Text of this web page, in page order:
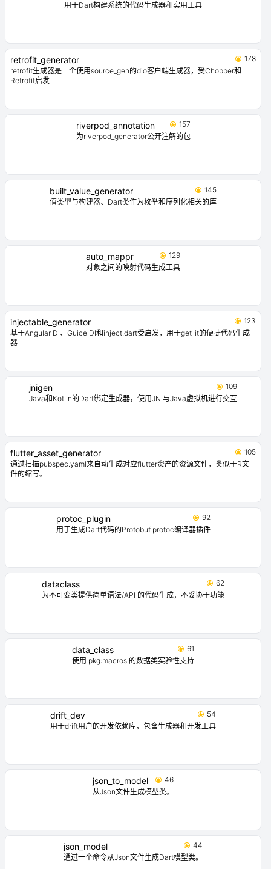
用于Dart构建系统的代码生成器和实用工具
retrofit_generator
178
retrofit生成器是一个使用source_gen的dio客户端生成器，受Chopper和
Retrofit启发
riverpod_annotation
157
为riverpod_generator公开注解的包
built_value_generator
145
值类型与构建器、Dart类作为枚举和序列化相关的库
auto_mappr
129
对象之间的映射代码生成工具
injectable_generator
123
基于Angular DI、Guice DI和inject.dart受启发，用于get_it的便捷代码生成
器
jnigen
109
Java和Kotlin的Dart绑定生成器，使用JNI与Java虚拟机进行交互
flutter_asset_generator
105
通过扫描pubspec.yaml来自动生成对应flutter资产的资源文件，类似于R文
件的缩写。
protoc_plugin
92
用于生成Dart代码的Protobuf protoc编译器插件
dataclass
62
为不可变类提供简单语法/API 的代码生成，不妥协于功能
data_class
61
使用 pkg:macros 的数据类实验性支持
drift_dev
54
用于drift用户的开发依赖库，包含生成器和开发工具
json_to_model
46
从Json文件生成模型类。
json_model
44
通过一个命令从Json文件生成Dart模型类。